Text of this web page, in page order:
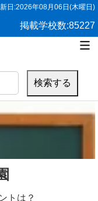
日:2026年08月06日(木曜日)
掲載学校数:85227
トは？